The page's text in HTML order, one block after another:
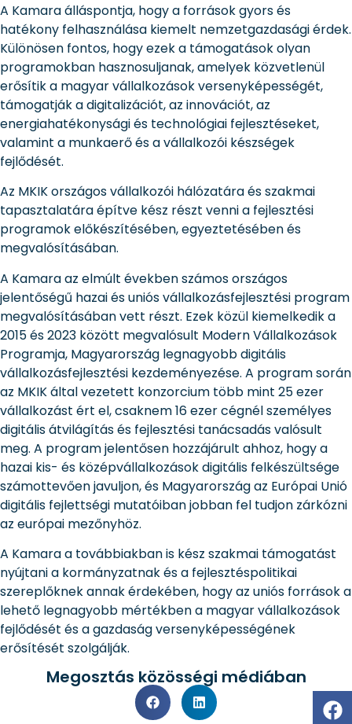
A Kamara álláspontja, hogy a források gyors és
hatékony felhasználása kiemelt nemzetgazdasági érdek.
Különösen fontos, hogy ezek a támogatások olyan
programokban hasznosuljanak, amelyek közvetlenül
erősítik a magyar vállalkozások versenyképességét,
támogatják a digitalizációt, az innovációt, az
energiahatékonysági és technológiai fejlesztéseket,
valamint a munkaerő és a vállalkozói készségek
fejlődését.
Az MKIK országos vállalkozói hálózatára és szakmai
tapasztalatára építve kész részt venni a fejlesztési
programok előkészítésében, egyeztetésében és
megvalósításában.
A Kamara az elmúlt években számos országos
jelentőségű hazai és uniós vállalkozásfejlesztési program
megvalósításában vett részt. Ezek közül kiemelkedik a
2015 és 2023 között megvalósult Modern Vállalkozások
Programja, Magyarország legnagyobb digitális
vállalkozásfejlesztési kezdeményezése. A program során
az MKIK által vezetett konzorcium több mint 25 ezer
vállalkozást ért el, csaknem 16 ezer cégnél személyes
digitális átvilágítás és fejlesztési tanácsadás valósult
meg. A program jelentősen hozzájárult ahhoz, hogy a
hazai kis- és középvállalkozások digitális felkészültsége
számottevően javuljon, és Magyarország az Európai Unió
digitális fejlettségi mutatóiban jobban fel tudjon zárkózni
az európai mezőnyhöz.
A Kamara a továbbiakban is kész szakmai támogatást
nyújtani a kormányzatnak és a fejlesztéspolitikai
szereplőknek annak érdekében, hogy az uniós források a
lehető legnagyobb mértékben a magyar vállalkozások
fejlődését és a gazdaság versenyképességének
erősítését szolgálják.
Megosztás közösségi médiában